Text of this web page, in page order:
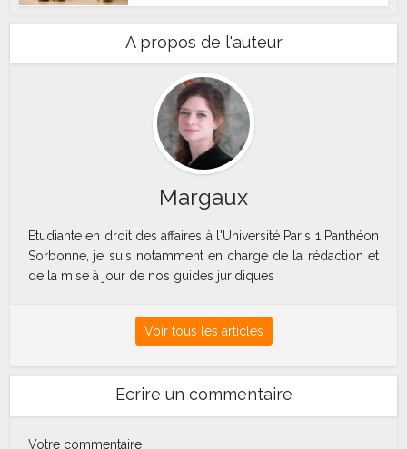
A propos de l'auteur
Margaux
Etudiante en droit des affaires à l'Université Paris 1 Panthéon
Sorbonne, je suis notamment en charge de la rédaction et
de la mise à jour de nos guides juridiques
Voir tous les articles
Ecrire un commentaire
Votre commentaire